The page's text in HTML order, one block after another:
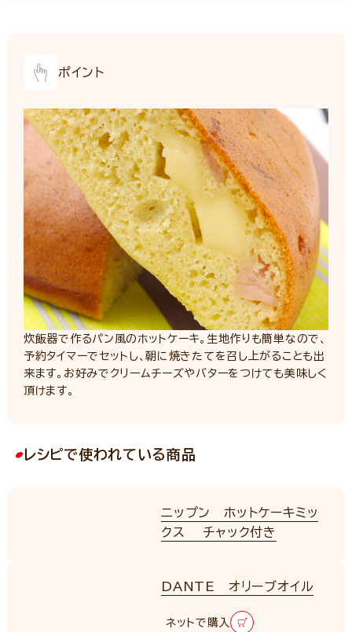
ポイント
炊飯器で作るパン風のホットケーキ。生地作りも簡単なので、
予約タイマーでセットし、朝に焼きたてを召し上がることも出
来ます。お好みでクリームチーズやバターをつけても美味しく
頂けます。
レシピで使われている商品
ニップン ホットケーキミッ
クス チャック付き
DANTE オリーブオイル
ネットで購入